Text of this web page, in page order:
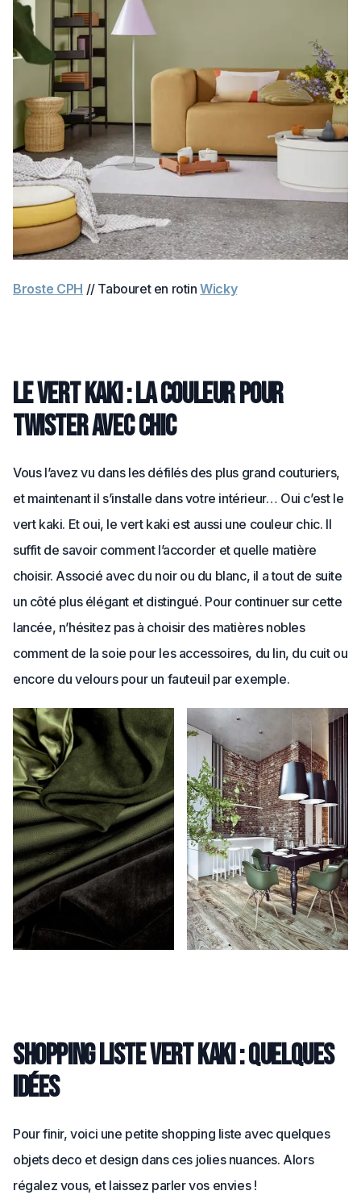
Broste CPH // Tabouret en rotinWicky
Le vert kaki : la couleur pour
twister avec chic
Vous l’avez vu dans les défilés des plus grand couturiers,
et maintenant il s’installe dans votre intérieur… Oui c’est le
vert kaki. Et oui, le vert kaki est aussi une couleur chic. Il
suffit de savoir comment l’accorder et quelle matière
choisir. Associé avec du noir ou du blanc, il a tout de suite
un côté plus élégant et distingué. Pour continuer sur cette
lancée, n’hésitez pas à choisir des matières nobles
comment de la soie pour les accessoires, du lin, du cuit ou
encore du velours pour un fauteuil par exemple.
Shopping liste vert kaki : quelques
idées
Pour finir, voici une petite shopping liste avec quelques
objets deco et design dans ces jolies nuances. Alors
régalez vous, et laissez parler vos envies !